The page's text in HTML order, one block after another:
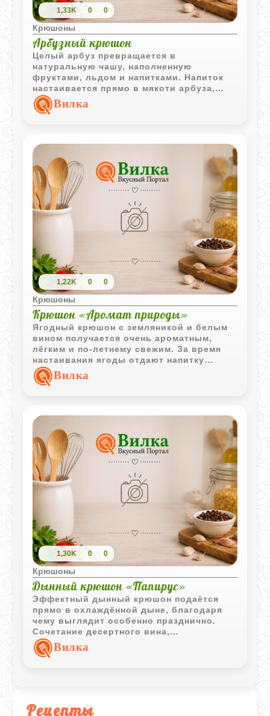
Рецепты
1,33K 0 0
Крюшоны
Арбузный крюшон
Целый арбуз превращается в
натуральную чашу, наполненную
фруктами, льдом и напитками. Напиток
настаивается прямо в мякоти арбуза,
приобретая лёгкие освежающие оттенки,
а затем разливается по бокалам.
Вилка
1,22K 0 0
Крюшоны
Крюшон «Аромат природы»
Ягодный крюшон с земляникой и белым
вином получается очень ароматным,
лёгким и по-летнему свежим. За время
настаивания ягоды отдают напитку
насыщенный вкус и тонкий природный
аромат.Вилка
1,30K 0 0
Крюшоны
Дынный крюшон «Папирус»
Эффектный дынный крюшон подаётся
прямо в охлаждённой дыне, благодаря
чему выглядит особенно празднично.
Сочетание десертного вина,
апельсинового сока и шампанского
делает напиток лёгким, фруктовым и
Вилка